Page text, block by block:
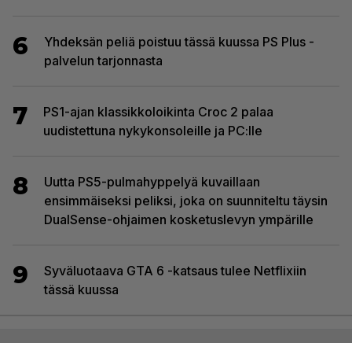
6
Yhdeksän peliä poistuu tässä kuussa PS Plus -
palvelun tarjonnasta
7
PS1-ajan klassikkoloikinta Croc 2 palaa
uudistettuna nykykonsoleille ja PC:lle
8
Uutta PS5-pulmahyppelyä kuvaillaan
ensimmäiseksi peliksi, joka on suunniteltu täysin
DualSense-ohjaimen kosketuslevyn ympärille
9
Syväluotaava GTA 6 -katsaus tulee Netflixiin
tässä kuussa